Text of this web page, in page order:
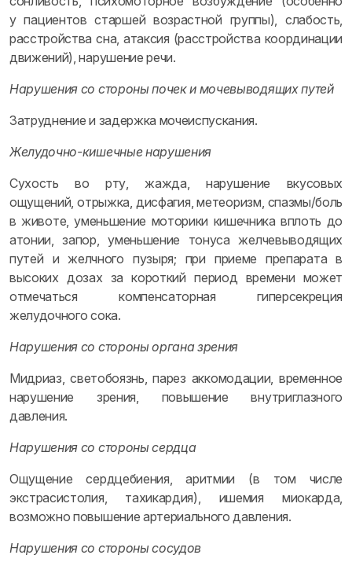
у пациентов старшей возрастной группы), слабость,
расстройства сна, атаксия (расстройства координации
движений), нарушение речи.
Нарушения со стороны почек и мочевыводящих путей
Затруднение и задержка мочеиспускания.
Желудочно-кишечные нарушения
Сухость во рту, жажда, нарушение вкусовых
ощущений, отрыжка, дисфагия, метеоризм, спазмы/боль
в животе, уменьшение моторики кишечника вплоть до
атонии, запор, уменьшение тонуса желчевыводящих
путей и желчного пузыря; при приеме препарата в
высоких дозах за короткий период времени может
отмечаться компенсаторная гиперсекреция
желудочного сока.
Нарушения со стороны органа зрения
Мидриаз, светобоязнь, парез аккомодации, временное
нарушение зрения, повышение внутриглазного
давления.
Нарушения со стороны сердца
Ощущение сердцебиения, аритмии (в том числе
экстрасистолия, тахикардия), ишемия миокарда,
возможно повышение артериального давления.
Нарушения со стороны сосудов